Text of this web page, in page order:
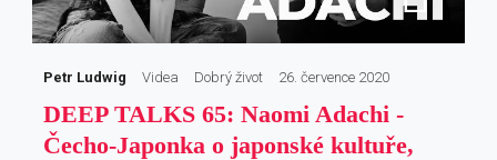
Petr Ludwig Videa Dobrý život 26. července 2020
DEEP TALKS 65: Naomi Adachi -
Čecho-Japonka o japonské kultuře,